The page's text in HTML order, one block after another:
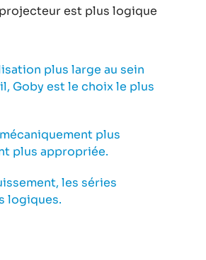
est plus logique
plus large au sein
Goby est le choix le plus
plus
plus appropriée.
les séries
logiques.